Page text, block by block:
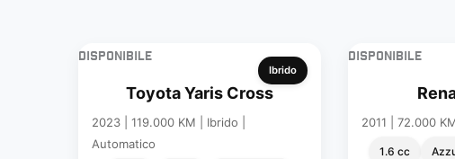
Ibrido
Disponibile
Toyota Yaris Cross
2023 | 119.000 KM | Ibrido |
Automatico
Disponibile
2011 | 72.000
1.6 cc